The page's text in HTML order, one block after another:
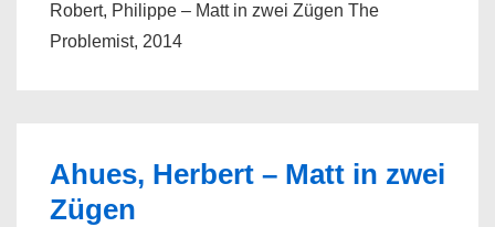
Robert, Philippe – Matt in zwei Zügen The
Problemist, 2014
Ahues, Herbert – Matt in zwei
Zügen